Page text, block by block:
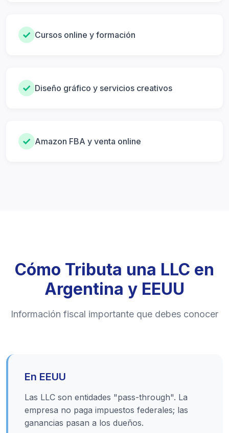
✓ Cursos online y formación
✓ Diseño gráfico y servicios creativos
✓ Amazon FBA y venta online
Cómo Tributa una LLC en
Argentina y EEUU
Información fiscal importante que debes conocer
En EEUU
Las LLC son entidades "pass-through". La
empresa no paga impuestos federales; las
ganancias pasan a los dueños.